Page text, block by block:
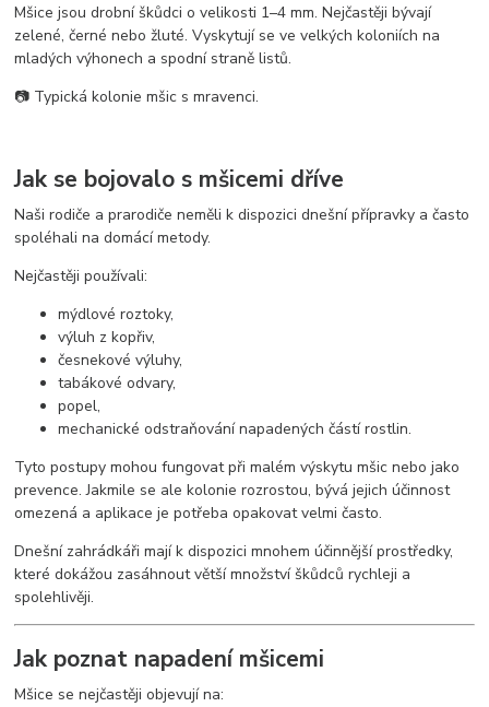
Mšice jsou drobní škůdci o velikosti 1–4 mm. Nejčastěji bývají
zelené, černé nebo žluté. Vyskytují se ve velkých koloniích na
mladých výhonech a spodní straně listů.
📷 Typická kolonie mšic s mravenci.
Jak se bojovalo s mšicemi dříve
Naši rodiče a prarodiče neměli k dispozici dnešní přípravky a často
spoléhali na domácí metody.
Nejčastěji používali:
mýdlové roztoky,
výluh z kopřiv,
česnekové výluhy,
tabákové odvary,
popel,
mechanické odstraňování napadených částí rostlin.
Tyto postupy mohou fungovat při malém výskytu mšic nebo jako
prevence. Jakmile se ale kolonie rozrostou, bývá jejich účinnost
omezená a aplikace je potřeba opakovat velmi často.
Dnešní zahrádkáři mají k dispozici mnohem účinnější prostředky,
které dokážou zasáhnout větší množství škůdců rychleji a
spolehlivěji.
Jak poznat napadení mšicemi
Mšice se nejčastěji objevují na: